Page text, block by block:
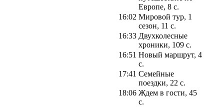
Европе, 8 с.
16:02 Мировой тур, 1
сезон, 11 с.
16:33 Двухколесные
хроники, 109 с.
16:51 Новый маршрут, 4
с.
17:41 Семейные
поездки, 22 с.
18:06 Ждем в гости, 45
с.